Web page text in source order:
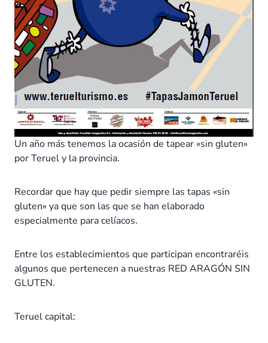
Un año más tenemos la ocasión de tapear «sin gluten»
por Teruel y la provincia.
Recordar que hay que pedir siempre las tapas «sin
gluten» ya que son las que se han elaborado
especialmente para celíacos.
Entre los establecimientos que participan encontraréis
algunos que pertenecen a nuestras RED ARAGÓN SIN
GLUTEN.
Teruel capital: